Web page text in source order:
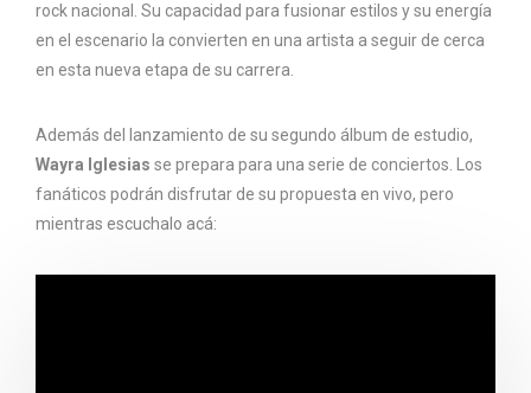
rock nacional. Su capacidad para fusionar estilos y su energía
en el escenario la convierten en una artista a seguir de cerca
en esta nueva etapa de su carrera.
Además del lanzamiento de su segundo álbum de estudio,
Wayra Iglesias se prepara para una serie de conciertos. Los
fanáticos podrán disfrutar de su propuesta en vivo, pero
mientras escuchalo acá: